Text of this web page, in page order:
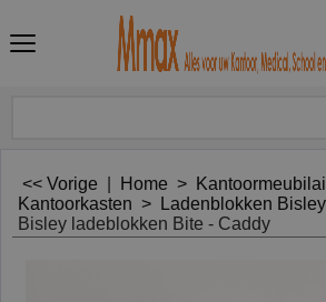
<< Vorige Home >
Kantoorkasten > Ladenblokken Bisley
Bisley ladeblokken Bite - Caddy